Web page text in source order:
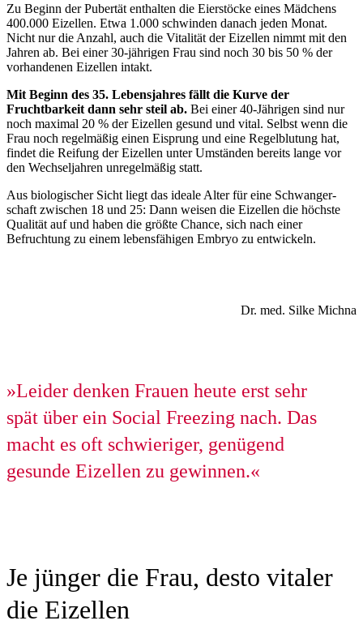
Zu Beginn der Pubertät enthalten die Eierstöcke eines Mädchens
400.000 Eizellen. Etwa 1.000 schwinden danach jeden Monat.
Nicht nur die Anzahl, auch die Vitalität der Eizellen nimmt mit den
Jahren ab. Bei einer 30-jährigen Frau sind noch 30 bis 50 % der
vorhandenen Eizellen intakt.
Mit Beginn des 35. Lebensjahres fällt die Kurve der
Fruchtbarkeit dann sehr steil ab. Bei einer 40-Jährigen sind nur
noch maximal 20 % der Eizellen gesund und vital. Selbst wenn die
Frau noch regelmäßig einen Eisprung und eine Regelblutung hat,
findet die Reifung der Eizellen unter Umständen bereits lange vor
den Wechseljahren unregelmäßig statt.
Aus biologischer Sicht liegt das ideale Alter für eine Schwanger­
schaft zwischen 18 und 25: Dann weisen die Eizellen die höchste
Qualität auf und haben die größte Chance, sich nach einer
Befruchtung zu einem lebensfähigen Embryo zu entwickeln.
»Leider denken Frauen heute erst sehr
spät über ein Social Freezing nach. Das
macht es oft schwieriger, genügend
gesunde Eizellen zu gewinnen.«
Dr. med. Silke Michna
Je jünger die Frau, desto vitaler
die Eizellen